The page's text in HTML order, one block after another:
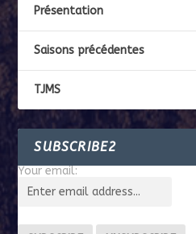
Présentation
Saisons précédentes
TJMS
SUBSCRIBE2
Your email: